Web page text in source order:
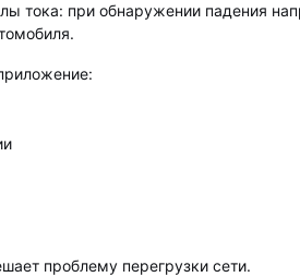
тока: при обнаружении падения
проблему перегрузки сети.